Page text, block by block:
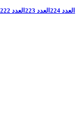
العدد 224 العدد 223 العدد 222